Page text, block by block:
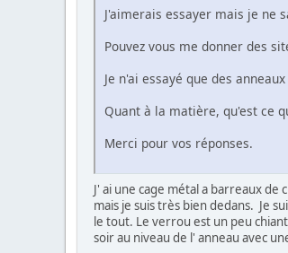
J'aimerais essayer mais je ne
Pouvez vous me donner des
Je n'ai essayé que des
Quant à la matière, qu'est ce
Merci pour vos réponses.
J' ai une cage métal a barreaux
mais je suis très bien dedans. Je
le tout. Le verrou est un peu
soir au niveau de l' anneau avec